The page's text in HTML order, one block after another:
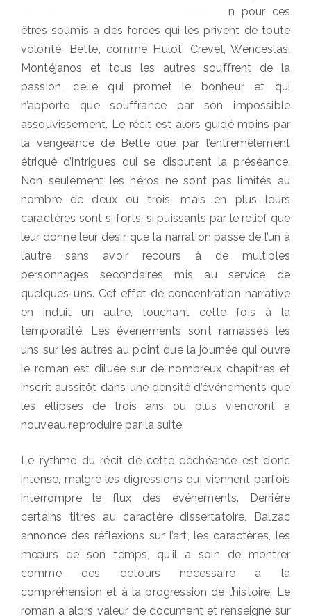
n pour ces
êtres soumis à des forces qui les privent de toute
volonté. Bette, comme Hulot, Crevel, Wenceslas,
Montéjanos et tous les autres souffrent de la
passion, celle qui promet le bonheur et qui
n’apporte que souffrance par son impossible
assouvissement. Le récit est alors guidé moins par
la vengeance de Bette que par l’entremêlement
étriqué d’intrigues qui se disputent la préséance.
Non seulement les héros ne sont pas limités au
nombre de deux ou trois, mais en plus leurs
caractères sont si forts, si puissants par le relief que
leur donne leur désir, que la narration passe de l’un à
l’autre sans avoir recours à de multiples
personnages secondaires mis au service de
quelques-uns. Cet effet de concentration narrative
en induit un autre, touchant cette fois à la
temporalité. Les événements sont ramassés les
uns sur les autres au point que la journée qui ouvre
le roman est diluée sur de nombreux chapitres et
inscrit aussitôt dans une densité d’événements que
les ellipses de trois ans ou plus viendront à
nouveau reproduire par la suite.
Le rythme du récit de cette déchéance est donc
intense, malgré les digressions qui viennent parfois
interrompre le flux des événements. Derrière
certains titres au caractère dissertatoire, Balzac
annonce des réflexions sur l’art, les caractères, les
mœurs de son temps, qu’il a soin de montrer
comme des détours nécessaire à la
compréhension et à la progression de l’histoire. Le
roman a alors valeur de document et renseigne sur